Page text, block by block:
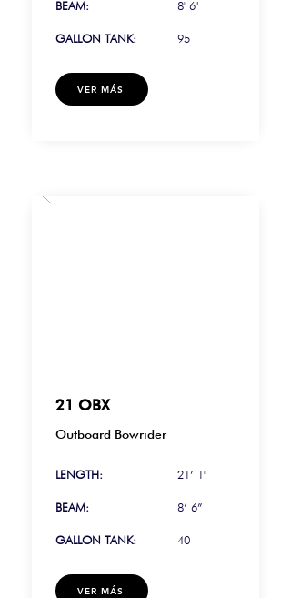
BEAM:
GALLON TANK:
8' 6"
95
VER MÁS
21 OBX
Outboard Bowrider
LENGTH:
BEAM:
GALLON TANK:
21’ 1"
8’ 6”
40
VER MÁS